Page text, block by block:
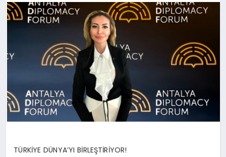
YAŞAM
TÜRKİYE DÜNYA’YI BİRLEŞTİRİYOR!